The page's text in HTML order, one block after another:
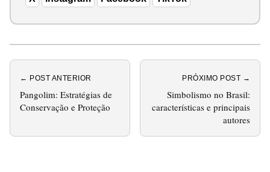
← POST ANTERIOR
Pangolim: Estratégias de
Conservação e Proteção
PRÓXIMO POST →
Simbolismo no Brasil:
características e principais
autores